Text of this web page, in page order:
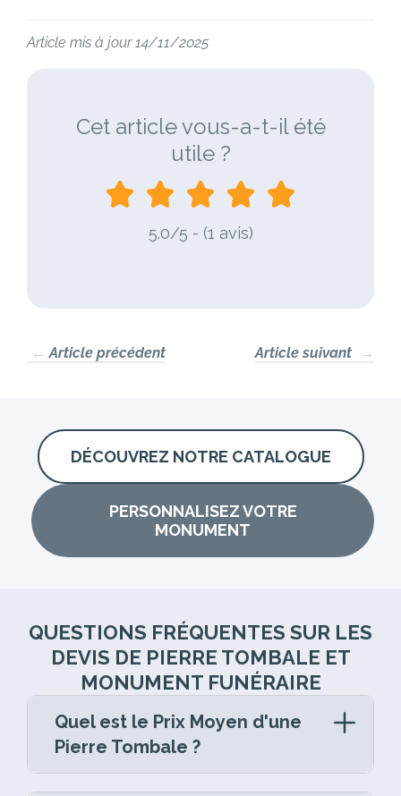
Article mis à jour 14/11/2025
Cet article vous-a-t-il été
utile ?
5.0/5 - (1 avis)
← Article précédent Article suivant →
DÉCOUVREZ NOTRE CATALOGUE
PERSONNALISEZ VOTRE
MONUMENT
QUESTIONS FRÉQUENTES SUR LES
DEVIS DE PIERRE TOMBALE ET
MONUMENT FUNÉRAIRE
Quel est le Prix Moyen d'une
Pierre Tombale ?